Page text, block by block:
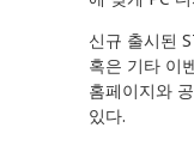
신규 출시된
혹은 기타 이
홈페이지와
있다.